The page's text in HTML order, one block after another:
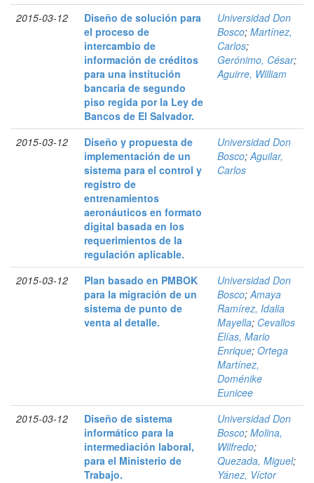
2015-03-12
Diseño de solución para
el proceso de
intercambio de
información de créditos
para una institución
bancaria de segundo
piso regida por la Ley de
Bancos de El Salvador.
Universidad Don
Bosco; Martínez,
Carlos;
Gerónimo, César;
Aguirre, William
2015-03-12
Diseño y propuesta de
implementación de un
sistema para el control y
registro de
entrenamientos
aeronáuticos en formato
digital basada en los
requerimientos de la
regulación aplicable.
Universidad Don
Bosco;Aguilar,
Carlos
2015-03-12
Plan basado en PMBOK
para la migración de un
sistema de punto de
venta al detalle.
Universidad Don
Bosco;Amaya
Ramírez, Idalia
Mayella; Cevallos
Elías, Mario
Enrique; Ortega
Martínez,
Doménike
Eunicee
2015-03-12
Diseño de sistema
informático para la
intermediación laboral,
para el Ministerio de
Trabajo.
Universidad Don
Bosco; Molina,
Wilfredo;
Quezada, Miguel;
Yánez, Víctor